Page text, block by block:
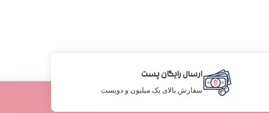
ارسال رایگان پست
سفارش بالای یک میلیون و دویست